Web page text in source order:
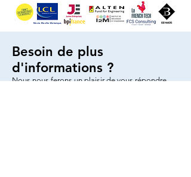
Besoin de plus
d'informations ?
Nous nous ferons un plaisir de vous répondre